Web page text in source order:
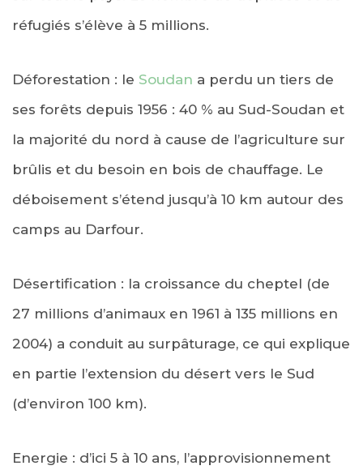
réfugiés s’élève à 5 millions.
Déforestation : le Soudan a perdu un tiers de
ses forêts depuis 1956 : 40 % au Sud-Soudan et
la majorité du nord à cause de l’agriculture sur
brûlis et du besoin en bois de chauffage. Le
déboisement s’étend jusqu’à 10 km autour des
camps au Darfour.
Désertification : la croissance du cheptel (de
27 millions d’animaux en 1961 à 135 millions en
2004) a conduit au surpâturage, ce qui explique
en partie l’extension du désert vers le Sud
(d’environ 100 km).
Energie : d’ici 5 à 10 ans, l’approvisionnement